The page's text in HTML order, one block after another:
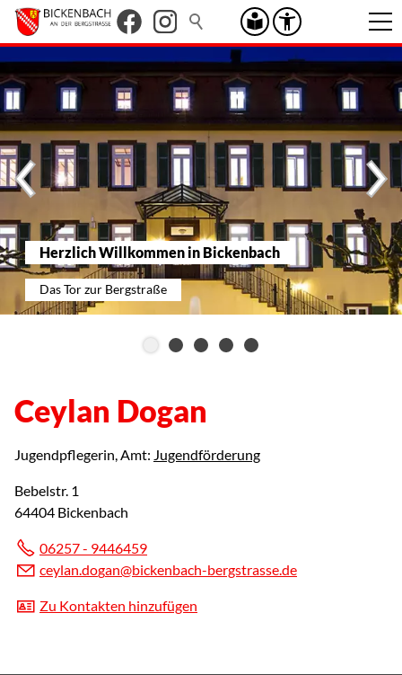
Herzlich Willkommen in Bickenbach
Das Tor zur Bergstraße
Ceylan Dogan
Jugendpflegerin, Amt: Jugendförderung
Bebelstr. 1
64404 Bickenbach
06257 - 9446459
c yl n d g n b ck nb ch-b rgstr ss d
Zu Kontakten hinzufügen